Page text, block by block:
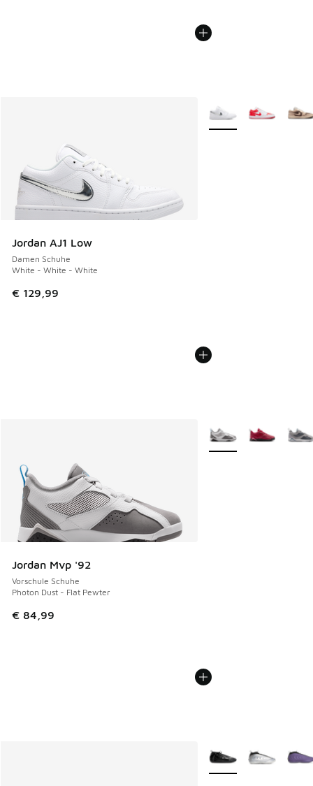
Jordan AJ1 Low
Damen Schuhe
White - White - White
€ 129,99
Weitere Farben
Jordan Mvp '92
Vorschule Schuhe
Photon Dust - Flat Pewter
€ 84,99
Weitere Farben
Weitere Farben